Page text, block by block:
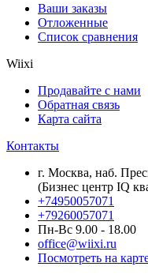
Ваши заказы
Отложенные
Список сравнения
Wiixi
Продавайте с нами
Обратная связь
Карта сайта
Контакты
г. Москва, наб.
(Бизнес центр IQ
+74950057071
+79260057071
Пн-Вс 9.00 - 18.00
office@wiixi.ru
Посмотреть на